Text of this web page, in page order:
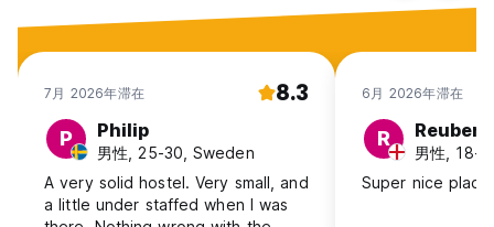
7月 2026年滞在 8.3
P Philip
男性, 25-30, Sweden
A very solid hostel. Very small, and
a little under staffed when I was
6月 2026年滞在
R Reuben
男性, 18-
Super nice place.